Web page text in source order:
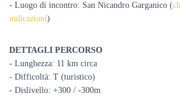
- Luogo di incontro: San Nicandro Garganico (
indicazioni)
DETTAGLI PERCORSO
- Lunghezza: 11 km circa
- Difficoltà: T (turistico)
- Dislivello: +300 / -300m